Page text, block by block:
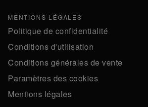
MENTIONS LÉGALES
Politique de confidentialité
Conditions d'utilisation
Conditions générales de vente
Paramètres des cookies
Mentions légales